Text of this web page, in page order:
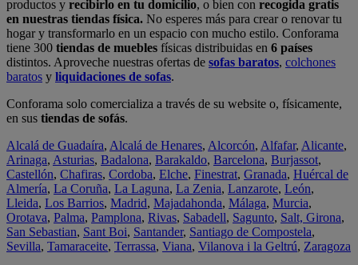
productos y recibirlo en tu domicilio, o bien con recogida gratis
en nuestras tiendas física. No esperes más para crear o renovar tu
hogar y transformarlo en un espacio con mucho estilo. Conforama
tiene 300 tiendas de muebles físicas distribuidas en 6 países
distintos. Aproveche nuestras ofertas de sofas baratos, colchones
baratos y liquidaciones de sofas.
Conforama solo comercializa a través de su website o, físicamente,
en sus tiendas de sofás.
Alcalá de Guadaíra, Alcalá de Henares, Alcorcón, Alfafar, Alicante,
Arinaga, Asturias, Badalona, Barakaldo, Barcelona, Burjassot,
Castellón, Chafiras, Cordoba, Elche, Finestrat, Granada, Huércal de
Almería, La Coruña, La Laguna, La Zenia, Lanzarote, León,
Lleida, Los Barrios, Madrid, Majadahonda, Málaga, Murcia,
Orotava, Palma, Pamplona, Rivas, Sabadell, Sagunto, Salt, Girona,
San Sebastian, Sant Boi, Santander, Santiago de Compostela,
Sevilla, Tamaraceite, Terrassa, Viana, Vilanova i la Geltrú, Zaragoza